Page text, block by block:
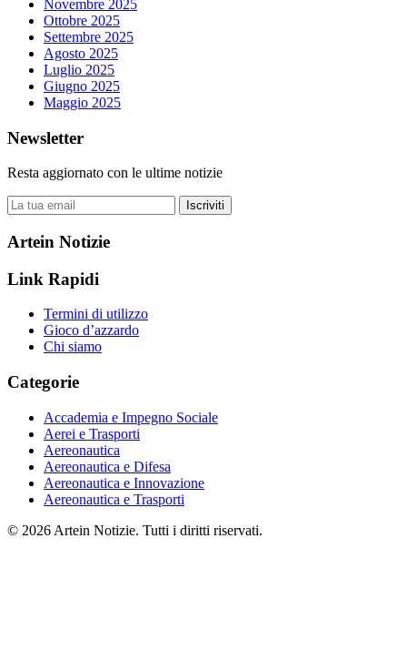
Novembre 2025
Ottobre 2025
Settembre 2025
Agosto 2025
Luglio 2025
Giugno 2025
Maggio 2025
Newsletter
Resta aggiornato con le ultime notizie
Iscriviti
Artein Notizie
Link Rapidi
Termini di utilizzo
Gioco d’azzardo
Chi siamo
Categorie
Accademia e Impegno Sociale
Aerei e Trasporti
Aereonautica
Aereonautica e Difesa
Aereonautica e Innovazione
Aereonautica e Trasporti
© 2026 Artein Notizie. Tutti i diritti riservati.